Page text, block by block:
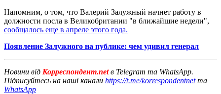
Напомним, о том, что Валерий Залужный начнет работу в
должности посла в Великобритании "в ближайшие недели",
сообщалось еще в апреле этого года.
Появление Залужного на публике: чем удивил генерал
Новини від Корреспондент.netв Telegram та WhatsApp.
Підписуйтесь на наші канали https://t.me/korrespondentnetта
WhatsApp